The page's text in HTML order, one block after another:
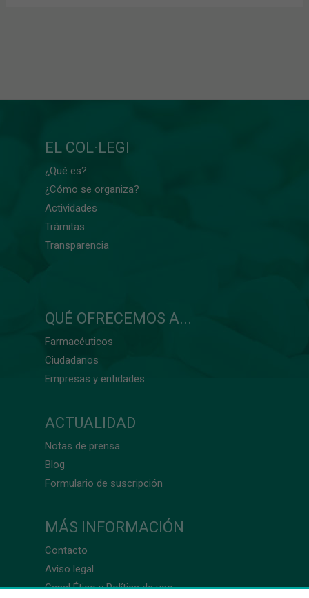
EL COL·LEGI
¿Qué es?
¿Cómo se organiza?
Actividades
Trámitas
Transparencia
QUÉ OFRECEMOS A...
Farmacéuticos
Ciudadanos
Empresas y entidades
ACTUALIDAD
Notas de prensa
Blog
Formulario de suscripción
MÁS INFORMACIÓN
Contacto
Aviso legal
Canal Ético y Política de uso